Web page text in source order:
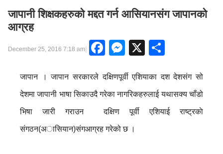
जापानी शिक्षकहरुको मद्दत गर्न आसियानसंग जापानको
आग्रह
December 25, 2016 7:18 am| Facebook
Messenger
X
जापान । जापान सरकारले दक्षिणपूर्वी एशियाका दश देशसंग सो
देशमा जापानी भाषा सिकाउदै गरेका नागरिकहरुलाई यथासक्य चाँडो
भिषा जारी गराउन दक्षिण पूर्वी एशियाई राष्ट्रकाे
संगठन(अासियान)संगआग्रह गरेको छ ।